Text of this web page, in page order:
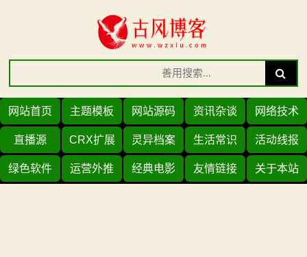
Search
for:
Search
网站首页 主题模板 网站源码 资讯杂谈 网络技术
直播源 CRX扩展 灵异档案 生活常识 活动线报
绿色软件 运营外推 经典电影 友情链接 关于本站